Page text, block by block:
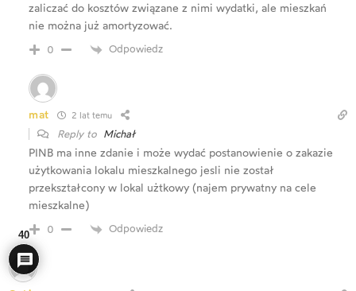
zaliczać do kosztów związane z nimi wydatki, ale mieszkań
nie można już amortyzować.
0 Odpowiedz
mat 2 lat temu
Reply to Michał
PINB ma inne zdanie i może wydać postanowienie o zakazie
użytkowania lokalu mieszkalnego jesli nie został
przekształcony w lokal użtkowy (najem prywatny na cele
mieszkalne)
0 Odpowiedz
40